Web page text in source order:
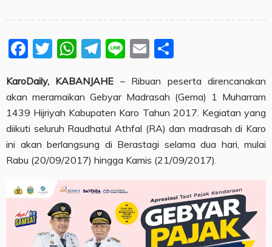
Facebook
Twitter
WhatsApp
Telegram
LineEmail
KaroDaily, KABANJAHE – Ribuan peserta direncanakan
akan meramaikan Gebyar Madrasah (Gema) 1 Muharram
1439 Hijriyah Kabupaten Karo Tahun 2017. Kegiatan yang
diikuti seluruh Raudhatul Athfal (RA) dan madrasah di Karo
ini akan berlangsung di Berastagi selama dua hari, mulai
Rabu (20/09/2017) hingga Kamis (21/09/2017).